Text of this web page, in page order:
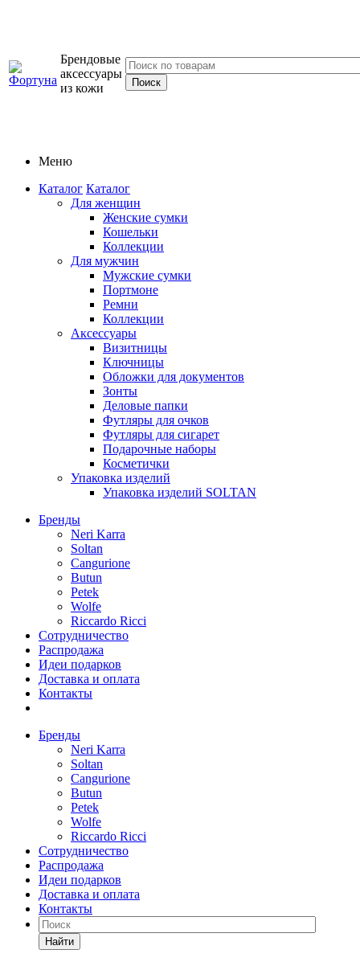
Брендовые
аксессуары
из кожи
Меню
Каталог Каталог
Для женщин
Женские сумки
Кошельки
Коллекции
Для мужчин
Мужские сумки
Портмоне
Ремни
Коллекции
Аксессуары
Визитницы
Ключницы
Обложки для документов
Зонты
Деловые папки
Футляры для очков
Футляры для сигарет
Подарочные наборы
Косметички
Упаковка изделий
Упаковка изделий SOLTAN
Бренды
Neri Karra
Soltan
Cangurione
Butun
Petek
Wolfe
Riccardo Ricci
Сотрудничество
Распродажа
Идеи подарков
Доставка и оплата
Контакты
Бренды
Neri Karra
Soltan
Cangurione
Butun
Petek
Wolfe
Riccardo Ricci
Сотрудничество
Распродажа
Идеи подарков
Доставка и оплата
Контакты
Найти